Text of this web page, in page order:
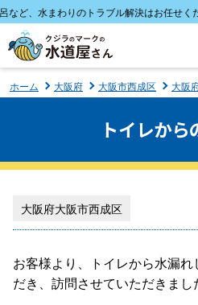
、水まわりのトラブル解決はお任せくだ
ホーム 大阪府 大阪市西成区 大阪
トイレから
大阪府大阪市西成区
お客様より、トイレから水漏
だき、訪問させていただきまし